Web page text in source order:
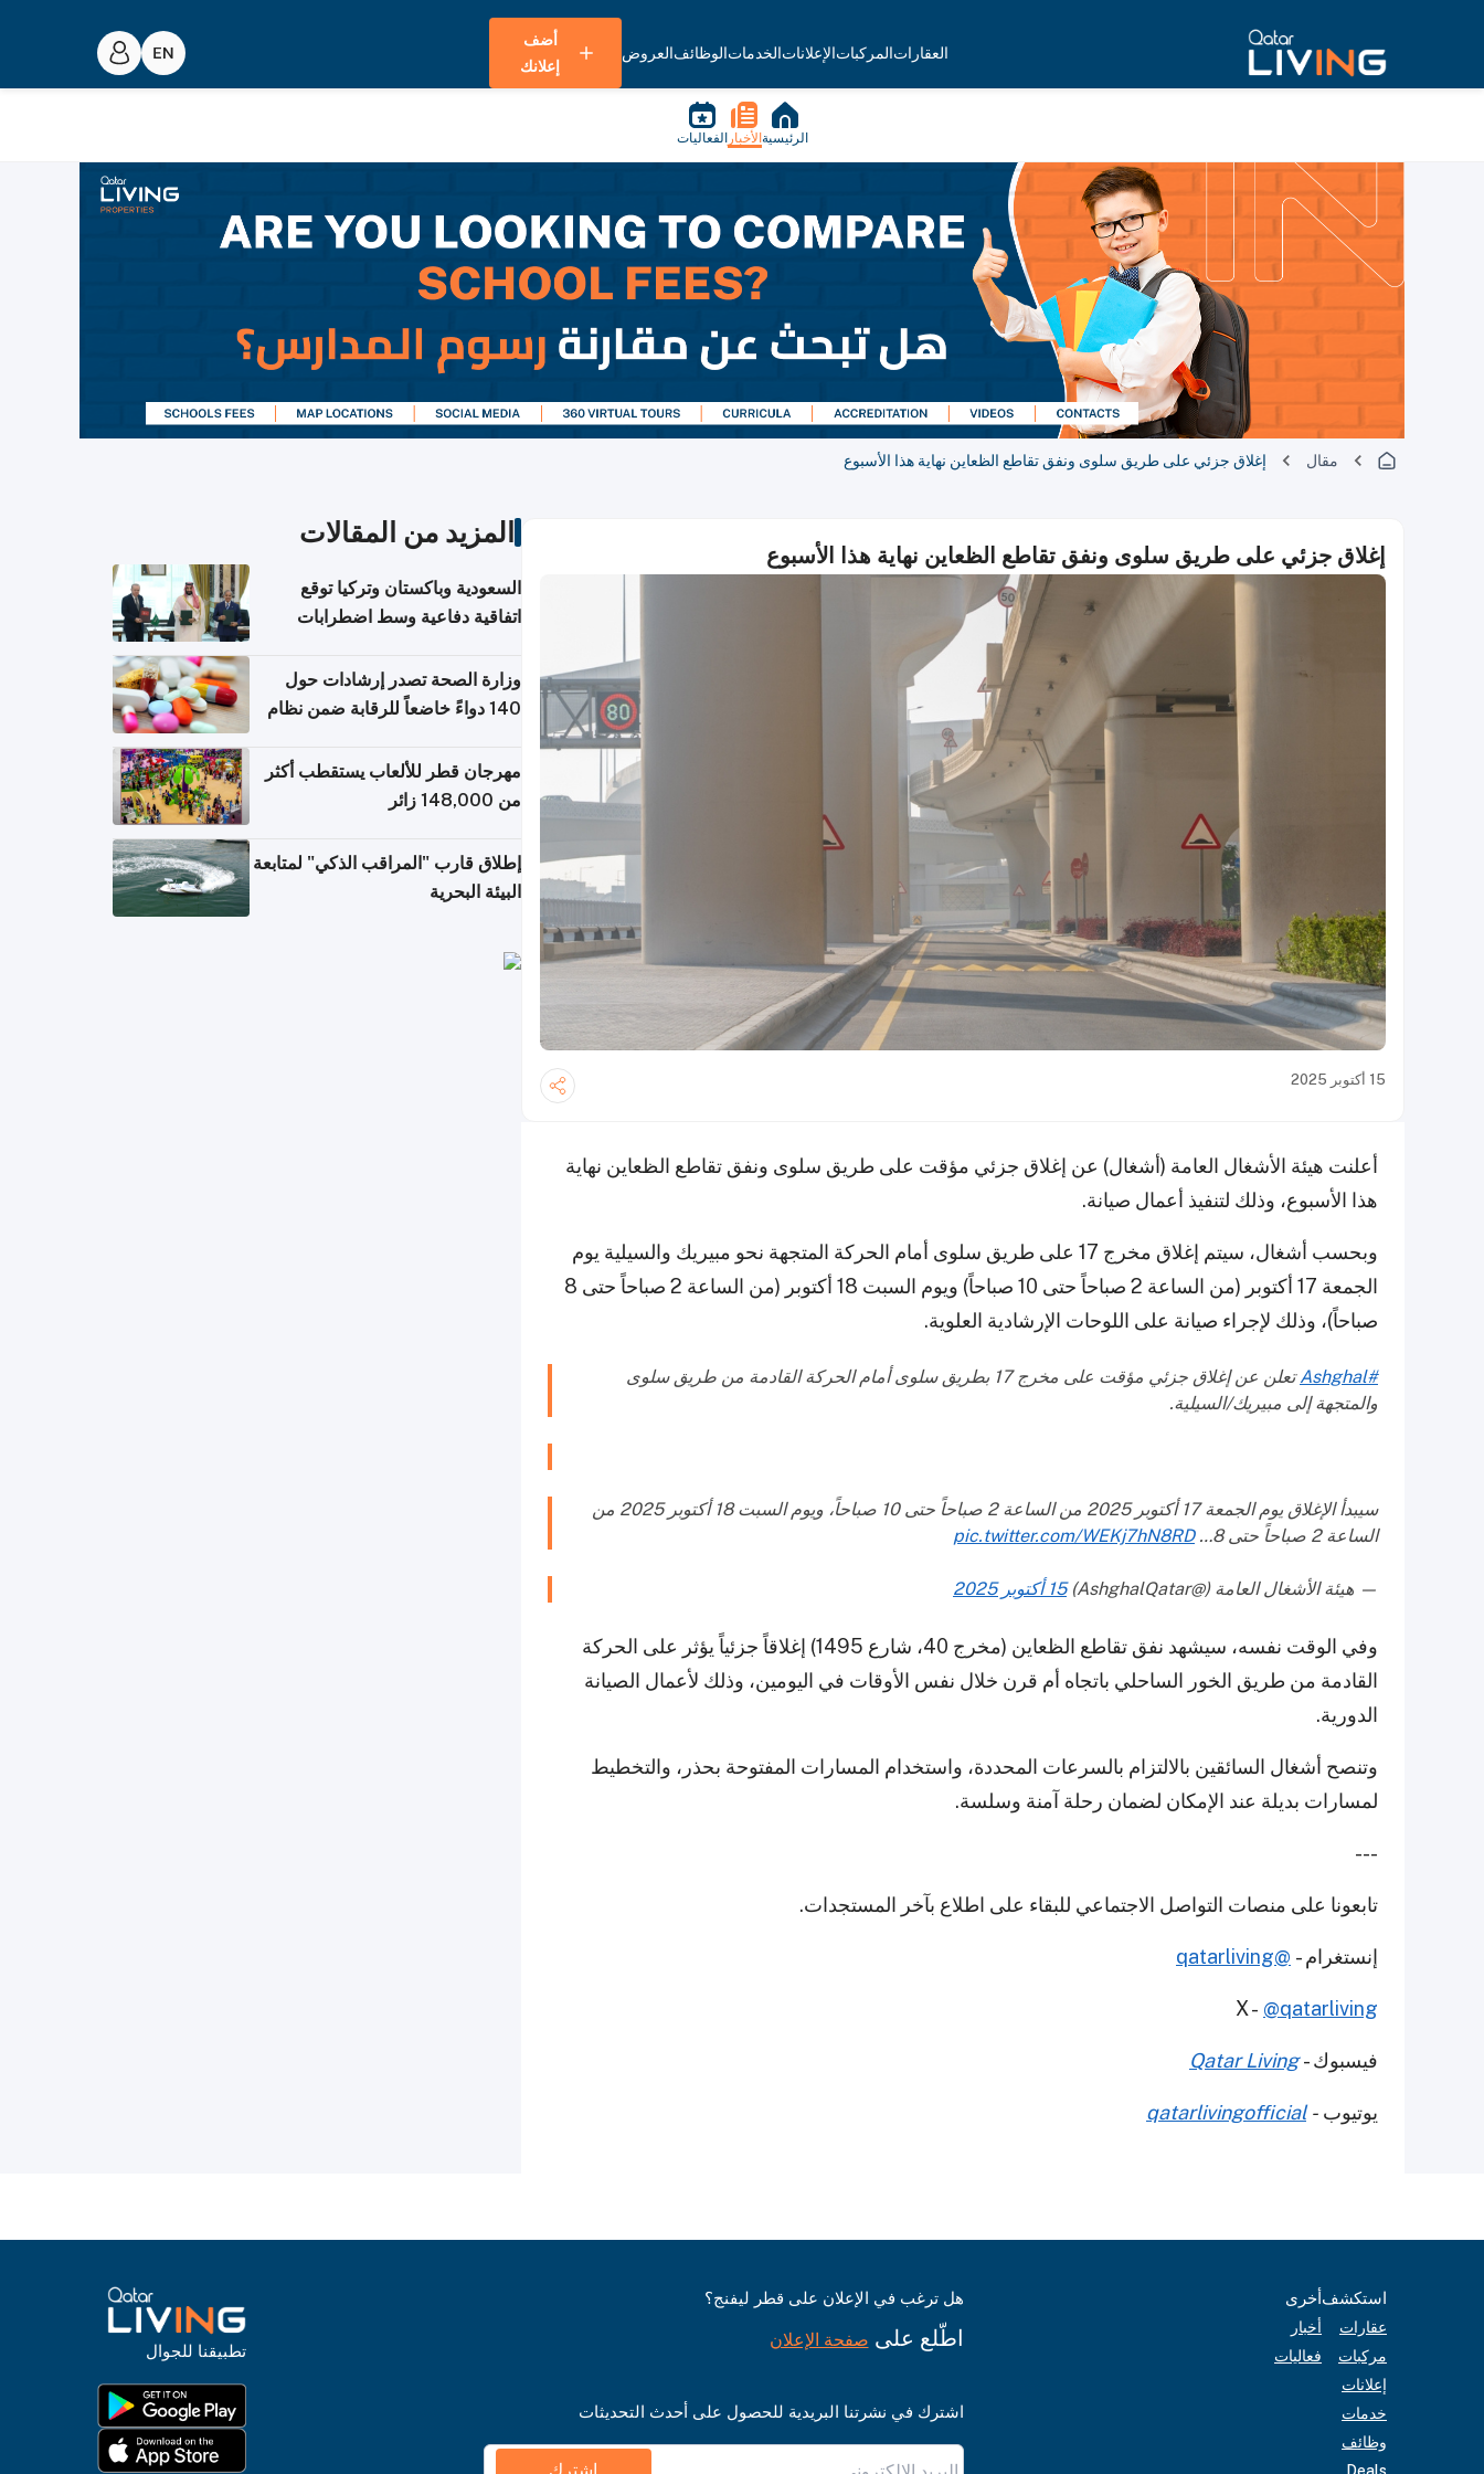
العقاراتالمركباتالإعلاناتالخدماتالوظائفالعروض
أضف
إعلانك
الرئيسية الأخبار الفعاليات
مقال إغلاق جزئي على طريق سلوى ونفق تقاطع الظعاين نهاية هذا الأسبوع
إغلاق جزئي على طريق سلوى ونفق تقاطع الظعاين نهاية هذا الأسبوع
15 أكتوبر 2025
أعلنت هيئة الأشغال العامة (أشغال) عن إغلاق جزئي مؤقت على طريق سلوى ونفق تقاطع الظعاين نهاية
هذا الأسبوع، وذلك لتنفيذ أعمال صيانة.
وبحسب أشغال، سيتم إغلاق مخرج 17 على طريق سلوى أمام الحركة المتجهة نحو مبيريك والسيلية يوم
الجمعة 17 أكتوبر (من الساعة 2 صباحاً حتى 10 صباحاً) ويوم السبت 18 أكتوبر (من الساعة 2 صباحاً حتى 8
صباحاً)، وذلك لإجراء صيانة على اللوحات الإرشادية العلوية.
#Ashghal
تعلن عن إغلاق جزئي مؤقت على مخرج 17 بطريق سلوى أمام الحركة القادمة من طريق سلوى
والمتجهة إلى مبيريك/السيلية.
سيبدأ الإغلاق يوم الجمعة 17 أكتوبر 2025 من الساعة 2 صباحاً حتى 10 صباحاً، ويوم السبت 18 أكتوبر 2025 من
الساعة 2 صباحاً حتى 8…
pic.twitter.com/WEKj7hN8RD
— هيئة الأشغال العامة (@AshghalQatar) 15 أكتوبر 2025
وفي الوقت نفسه، سيشهد نفق تقاطع الظعاين (مخرج 40، شارع 1495) إغلاقاً جزئياً يؤثر على الحركة
القادمة من طريق الخور الساحلي باتجاه أم قرن خلال نفس الأوقات في اليومين، وذلك لأعمال الصيانة
الدورية.
وتنصح أشغال السائقين بالالتزام بالسرعات المحددة، واستخدام المسارات المفتوحة بحذر، والتخطيط
لمسارات بديلة عند الإمكان لضمان رحلة آمنة وسلسة.
---
تابعونا على منصات التواصل الاجتماعي للبقاء على اطلاع بآخر المستجدات.
إنستغرام - @qatarliving
X - @qatarliving
فيسبوك -Qatar Living
يوتيوب -
qatarlivingofficial
المزيد من المقالات
السعودية وباكستان وتركيا توقع
اتفاقية دفاعية وسط اضطرابات
وزارة الصحة تصدر إرشادات حول
140 دواءً خاضعاً للرقابة ضمن نظام
مهرجان قطر للألعاب يستقطب أكثر
من 148,000 زائر
إطلاق قارب "المراقب الذكي" لمتابعة
البيئة البحرية
استكشف
عقارات
مركبات
إعلانات
خدمات
وظائف
أخرى
أخبار
فعاليات
هل ترغب في الإعلان على قطر ليفنج؟
اطّلع على صفحة الإعلان
اشترك في نشرتنا البريدية للحصول على أحدث التحديثات
تطبيقنا للجوال